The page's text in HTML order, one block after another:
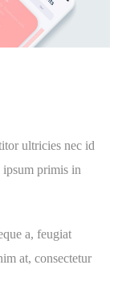
ultricies nec id
ipsum primis in
a, feugiat
at, consectetur